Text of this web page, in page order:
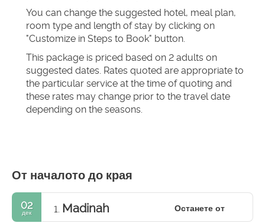
You can change the suggested hotel, meal plan,
room type and length of stay by clicking on
"Customize in Steps to Book" button.
This package is priced based on 2 adults on
suggested dates. Rates quoted are appropriate to
the particular service at the time of quoting and
these rates may change prior to the travel date
depending on the seasons.
От началото до края
02
дек 1. Madinah Останете от